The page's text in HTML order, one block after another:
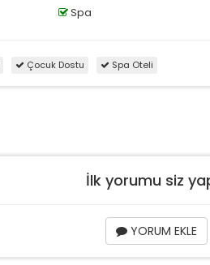
Spa
Çocuk Dostu Spa Oteli
İlk yorumu siz
YORUM EKLE